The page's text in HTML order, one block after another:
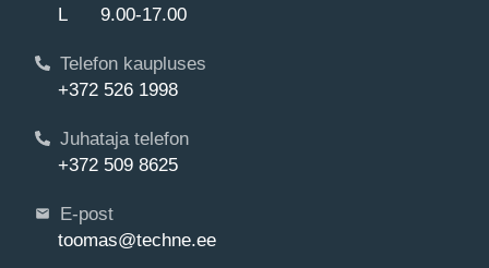
L 9.00-17.00
Telefon kaupluses
+372 526 1998
Juhataja telefon
+372 509 8625
E-post
toomas@techne.ee